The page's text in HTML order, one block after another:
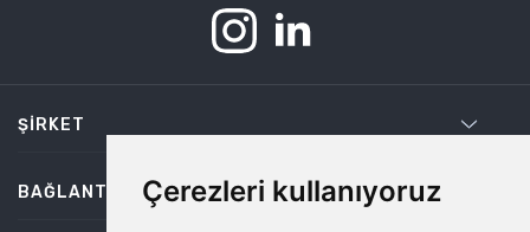
Çerezleri kullanıyoruz
ŞIRKET
BAĞLANTILAR